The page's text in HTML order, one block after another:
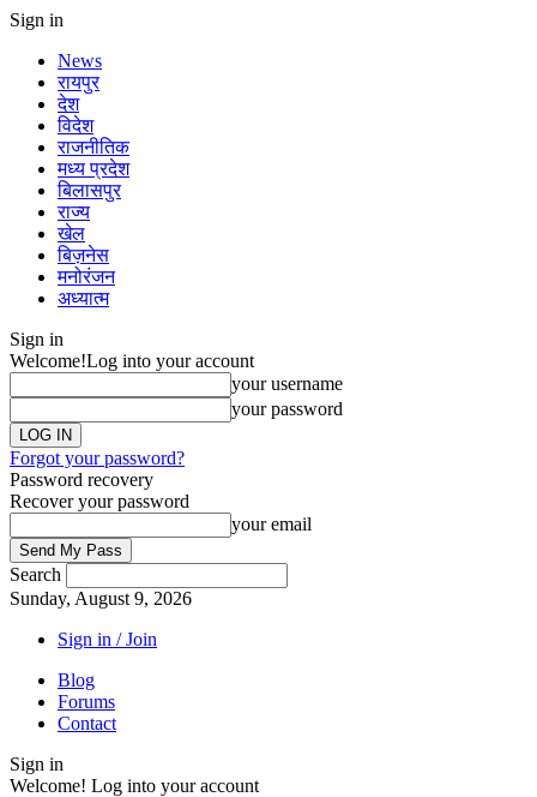
Sign in
News
रायपुर
देश
विदेश
राजनीतिक
मध्य प्रदेश
बिलासपुर
राज्य
खेल
बिज़नेस
मनोरंजन
अध्यात्म
Sign in
Welcome!Log into your account
your username
your password
Forgot your password?
Password recovery
Recover your password
your email
Search
Sunday, August 9, 2026
Sign in / Join
Blog
Forums
Contact
Sign in
Welcome! Log into your account